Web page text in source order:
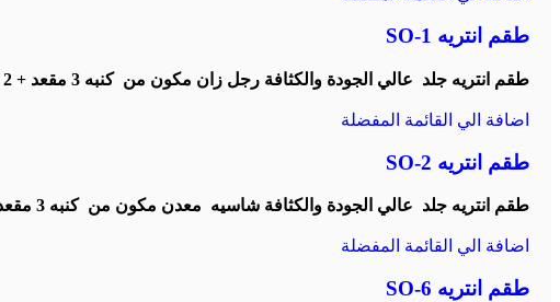
طقم انتريه SO-1
طقم انتريه جلد عالي الجودة والكثافة رجل زان مكون من كنبه 3 مقعد + 2 فوتيه
اضافة الي القائمة المفضلة
طقم انتريه SO-2
طقم انتريه جلد عالي الجودة والكثافة شاسيه معدن مكون من كنبه 3 مقعد + 2 فوتيه
اضافة الي القائمة المفضلة
طقم انتريه SO-6